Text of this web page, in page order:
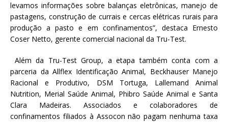
levamos informações sobre balanças eletrônicas, manejo de
pastagens, construção de currais e cercas elétricas rurais para
produção a pasto e em confinamentos”, destaca Ernesto
Coser Netto, gerente comercial nacional da Tru-Test.
Além da Tru-Test Group, a etapa também conta com a
parceria da Allflex Identificação Animal, Beckhauser Manejo
Racional e Produtivo, DSM Tortuga, Lallemand Animal
Nutrition, Merial Saúde Animal, Phibro Saúde Animal e Santa
Clara Madeiras. Associados e colaboradores de
confinamentos filiados à Assocon não pagam nenhuma taxa